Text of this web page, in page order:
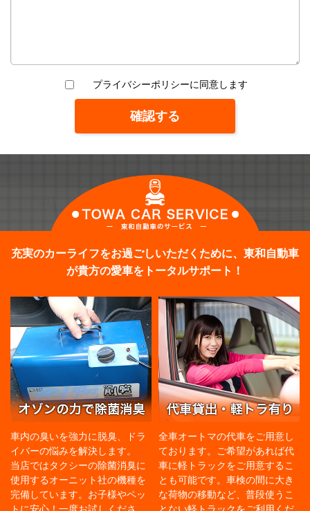
プライバシーポリシーに同意します
充実のカーライフをお過ごしいただくために、東和自動車
が貴方の愛車をトータルサポート！
車内の臭いを強力に脱臭、ドラ
イバーの悩みを解決します。
当店ではタクシーの除菌消臭に
使用するオーニット社の機種を
完備しています。お子様やペッ
全車オートマの代車をご用意し
ております。ご希望があれば代
車に軽トラックをご用意するこ
とも可能です。車検の間に大き
な荷物の移動など、普段使うこ